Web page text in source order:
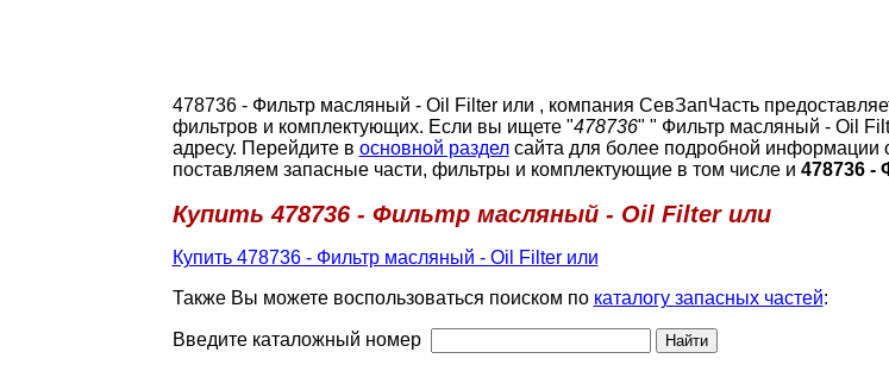
478736 - Фильтр масляный - Oil Filter или , компания СевЗапЧасть
фильтров и комплектующих. Если вы ищете "478736" " Фильтр масляный - Oil
адресу. Перейдите в основной разделсайта для более подробной информации
поставляем запасные части, фильтры и комплектующие в том числе и 478736 -
Купить 478736 - Фильтр масляный - Oil Filter или
Купить 478736 - Фильтр масляный - Oil Filter или
Также Вы можете воспользоваться поиском по каталогу запасных частей:
Введите каталожный номер